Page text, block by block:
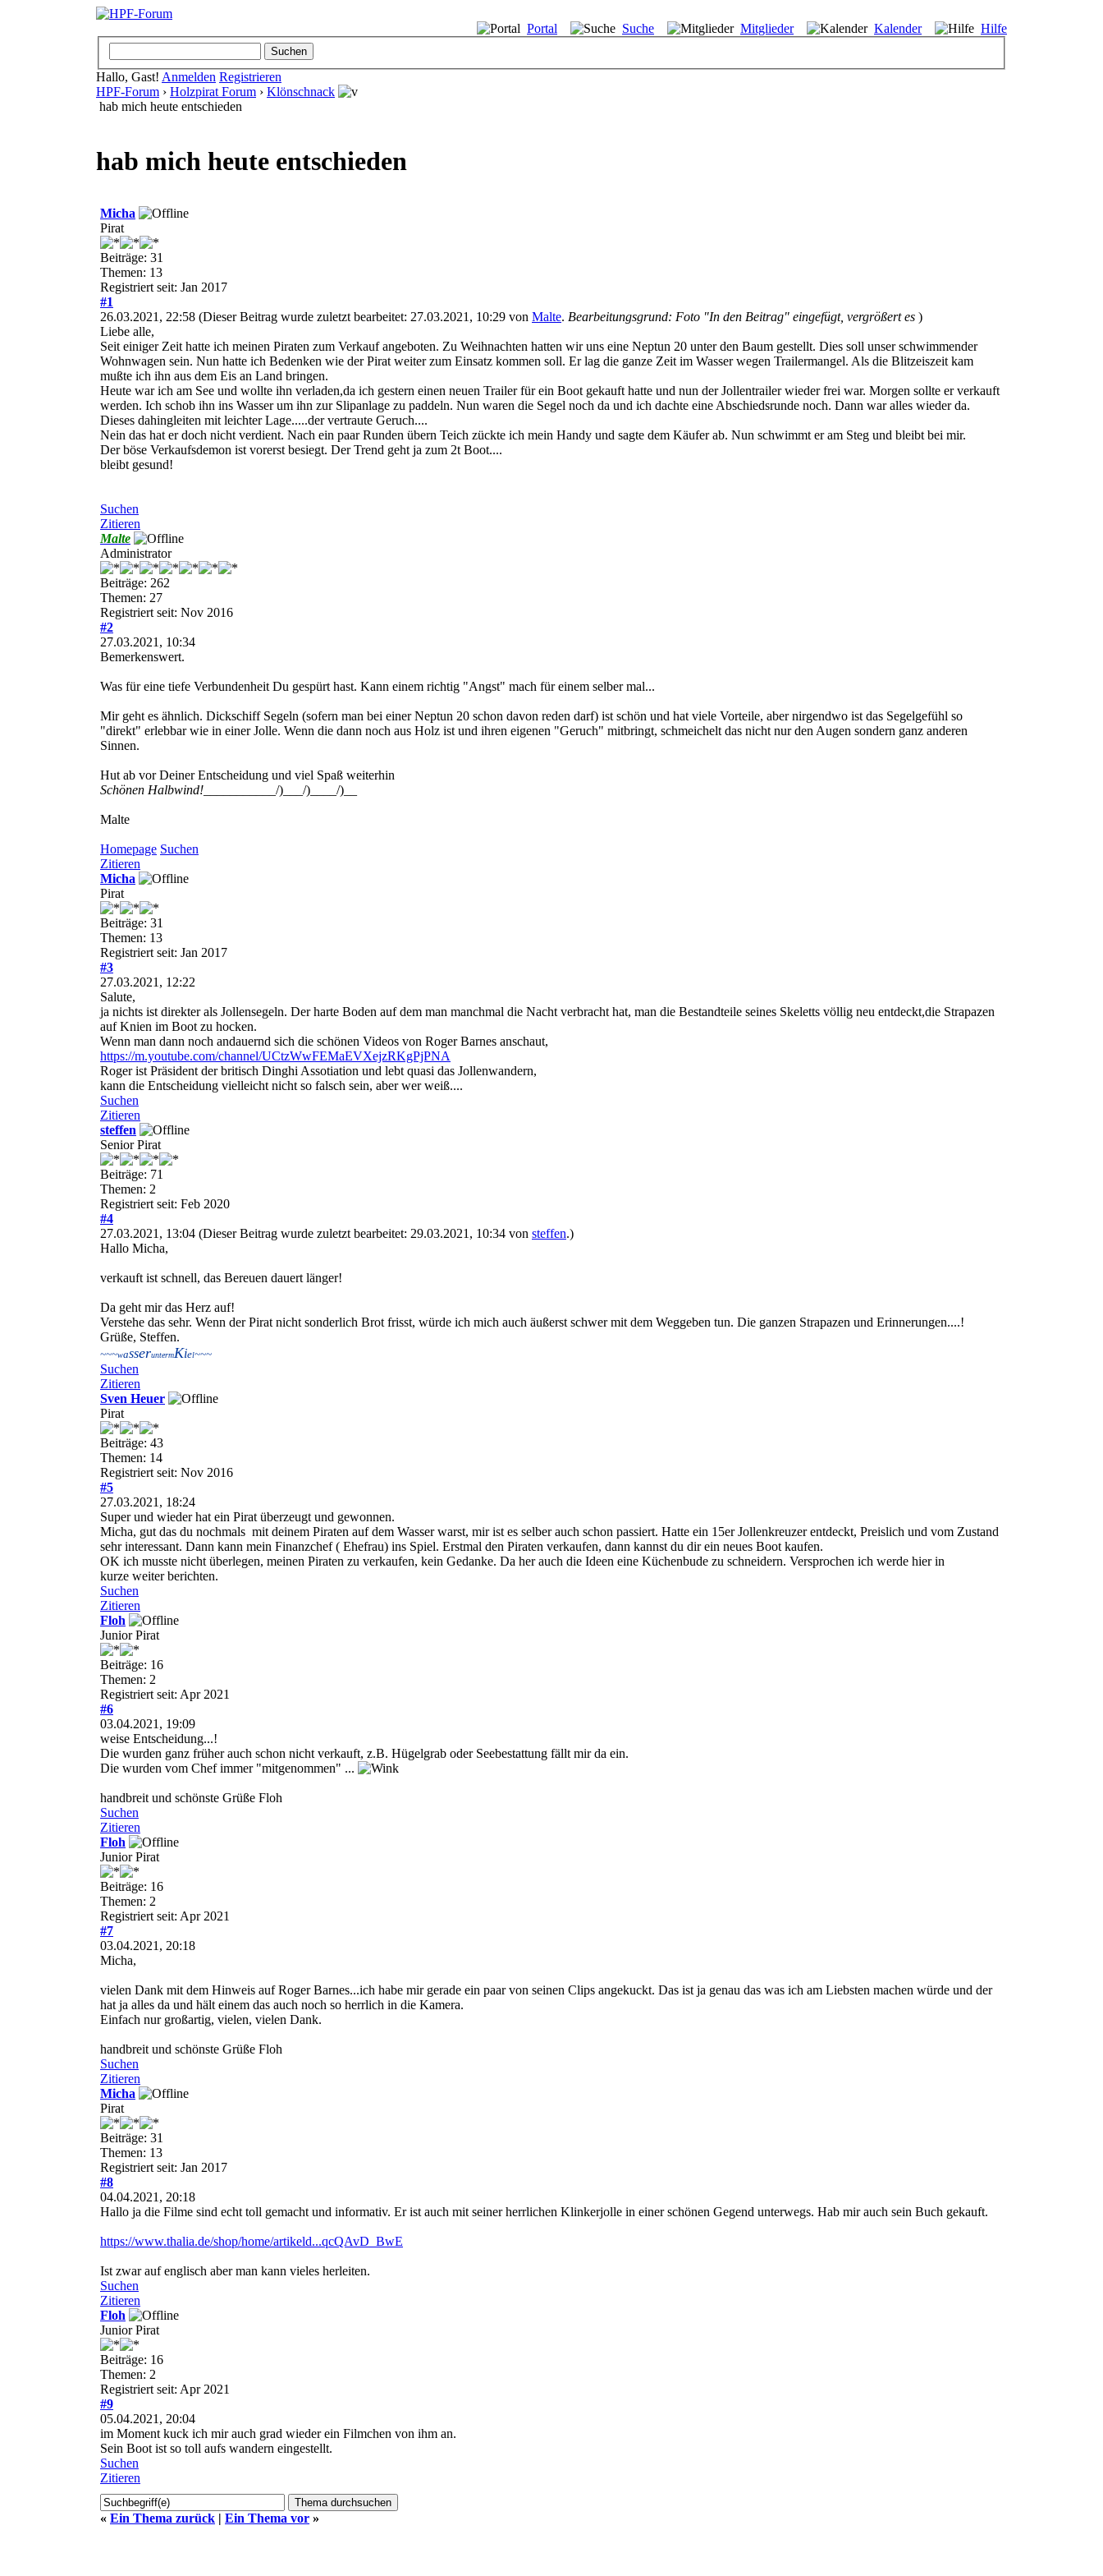
Portal Suche Mitglieder Kalender Hilfe
Hallo, Gast! Anmelden Registrieren
HPF-Forum › Holzpirat Forum › Klönschnack
hab mich heute entschieden
hab mich heute entschieden
Micha
Pirat
Beiträge: 31
Themen: 13
Registriert seit: Jan 2017
#1
26.03.2021, 22:58 (Dieser Beitrag wurde zuletzt bearbeitet: 27.03.2021, 10:29 von Malte. Bearbeitungsgrund: Foto "In den Beitrag" eingefügt, vergrößert es )
Liebe alle,
Seit einiger Zeit hatte ich meinen Piraten zum Verkauf angeboten. Zu Weihnachten hatten wir uns eine Neptun 20 unter den Baum gestellt. Dies soll unser schwimmender
Wohnwagen sein. Nun hatte ich Bedenken wie der Pirat weiter zum Einsatz kommen soll. Er lag die ganze Zeit im Wasser wegen Trailermangel. Als die Blitzeiszeit kam
mußte ich ihn aus dem Eis an Land bringen.
Heute war ich am See und wollte ihn verladen,da ich gestern einen neuen Trailer für ein Boot gekauft hatte und nun der Jollentrailer wieder frei war. Morgen sollte er verkauft
werden. Ich schob ihn ins Wasser um ihn zur Slipanlage zu paddeln. Nun waren die Segel noch da und ich dachte eine Abschiedsrunde noch. Dann war alles wieder da.
Dieses dahingleiten mit leichter Lage.....der vertraute Geruch....
Nein das hat er doch nicht verdient. Nach ein paar Runden übern Teich zückte ich mein Handy und sagte dem Käufer ab. Nun schwimmt er am Steg und bleibt bei mir.
Der böse Verkaufsdemon ist vorerst besiegt. Der Trend geht ja zum 2t Boot....
bleibt gesund!
Suchen
Zitieren
Malte
Administrator
Beiträge: 262
Themen: 27
Registriert seit: Nov 2016
#2
27.03.2021, 10:34
Bemerkenswert.
Was für eine tiefe Verbundenheit Du gespürt hast. Kann einem richtig "Angst" mach für einem selber mal...
Mir geht es ähnlich. Dickschiff Segeln (sofern man bei einer Neptun 20 schon davon reden darf) ist schön und hat viele Vorteile, aber nirgendwo ist das Segelgefühl so
"direkt" erlebbar wie in einer Jolle. Wenn die dann noch aus Holz ist und ihren eigenen "Geruch" mitbringt, schmeichelt das nicht nur den Augen sondern ganz anderen
Sinnen.
Hut ab vor Deiner Entscheidung und viel Spaß weiterhin
Schönen Halbwind! ___________/)___/)____/)__
Malte
Homepage Suchen
Zitieren
Micha
Pirat
Beiträge: 31
Themen: 13
Registriert seit: Jan 2017
#3
27.03.2021, 12:22
Salute,
ja nichts ist direkter als Jollensegeln. Der harte Boden auf dem man manchmal die Nacht verbracht hat, man die Bestandteile seines Skeletts völlig neu entdeckt,die Strapazen
auf Knien im Boot zu hocken.
Wenn man dann noch andauernd sich die schönen Videos von Roger Barnes anschaut,
https://m.youtube.com/channel/UCtzWwFEMaEVXejzRKgPjPNA
Roger ist Präsident der britisch Dinghi Assotiation und lebt quasi das Jollenwandern,
kann die Entscheidung vielleicht nicht so falsch sein, aber wer weiß....
Suchen
Zitieren
steffen
Senior Pirat
Beiträge: 71
Themen: 2
Registriert seit: Feb 2020
#4
27.03.2021, 13:04 (Dieser Beitrag wurde zuletzt bearbeitet: 29.03.2021, 10:34 von steffen.)
Hallo Micha,
verkauft ist schnell, das Bereuen dauert länger!
Da geht mir das Herz auf!
Verstehe das sehr. Wenn der Pirat nicht sonderlich Brot frisst, würde ich mich auch äußerst schwer mit dem Weggeben tun. Die ganzen Strapazen und Erinnerungen....!
Grüße, Steffen.
~~~wasseruntermKiel~~~
Suchen
Zitieren
Sven Heuer
Pirat
Beiträge: 43
Themen: 14
Registriert seit: Nov 2016
#5
27.03.2021, 18:24
Super und wieder hat ein Pirat überzeugt und gewonnen.
Micha, gut das du nochmals mit deinem Piraten auf dem Wasser warst, mir ist es selber auch schon passiert. Hatte ein 15er Jollenkreuzer entdeckt, Preislich und vom Zustand
sehr interessant. Dann kann mein Finanzchef ( Ehefrau) ins Spiel. Erstmal den Piraten verkaufen, dann kannst du dir ein neues Boot kaufen.
OK ich musste nicht überlegen, meinen Piraten zu verkaufen, kein Gedanke. Da her auch die Ideen eine Küchenbude zu schneidern. Versprochen ich werde hier in
kurze weiter berichten.
Suchen
Zitieren
Floh
Junior Pirat
Beiträge: 16
Themen: 2
Registriert seit: Apr 2021
#6
03.04.2021, 19:09
weise Entscheidung...!
Die wurden ganz früher auch schon nicht verkauft, z.B. Hügelgrab oder Seebestattung fällt mir da ein.
Die wurden vom Chef immer "mitgenommen" ...
handbreit und schönste Grüße Floh
Suchen
Zitieren
Floh
Junior Pirat
Beiträge: 16
Themen: 2
Registriert seit: Apr 2021
#7
03.04.2021, 20:18
Micha,
vielen Dank mit dem Hinweis auf Roger Barnes...ich habe mir gerade ein paar von seinen Clips angekuckt. Das ist ja genau das was ich am Liebsten machen würde und der
hat ja alles da und hält einem das auch noch so herrlich in die Kamera.
Einfach nur großartig, vielen, vielen Dank.
handbreit und schönste Grüße Floh
Suchen
Zitieren
Micha
Pirat
Beiträge: 31
Themen: 13
Registriert seit: Jan 2017
#8
04.04.2021, 20:18
Hallo ja die Filme sind echt toll gemacht und informativ. Er ist auch mit seiner herrlichen Klinkerjolle in einer schönen Gegend unterwegs. Hab mir auch sein Buch gekauft.
https://www.thalia.de/shop/home/artikeld...qcQAvD_BwE
Ist zwar auf englisch aber man kann vieles herleiten.
Suchen
Zitieren
Floh
Junior Pirat
Beiträge: 16
Themen: 2
Registriert seit: Apr 2021
#9
05.04.2021, 20:04
im Moment kuck ich mir auch grad wieder ein Filmchen von ihm an.
Sein Boot ist so toll aufs wandern eingestellt.
Suchen
Zitieren
« Ein Thema zurück Ein Thema vor »